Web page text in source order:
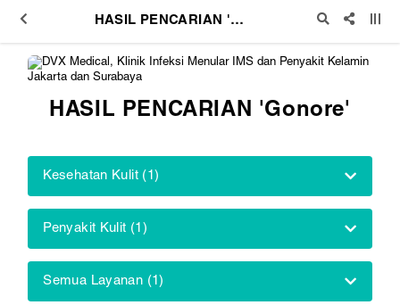
HASIL PENCARIAN 'Gonore'
HASIL PENCARIAN 'Gonore'
Kesehatan Kulit (1)
Penyakit Kulit (1)
Semua Layanan (1)